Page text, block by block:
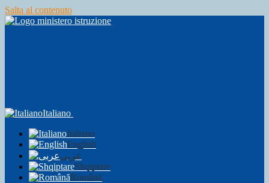
Salta al contenuto
Italiano
Italiano
English
عربى
Shqiptare
Română